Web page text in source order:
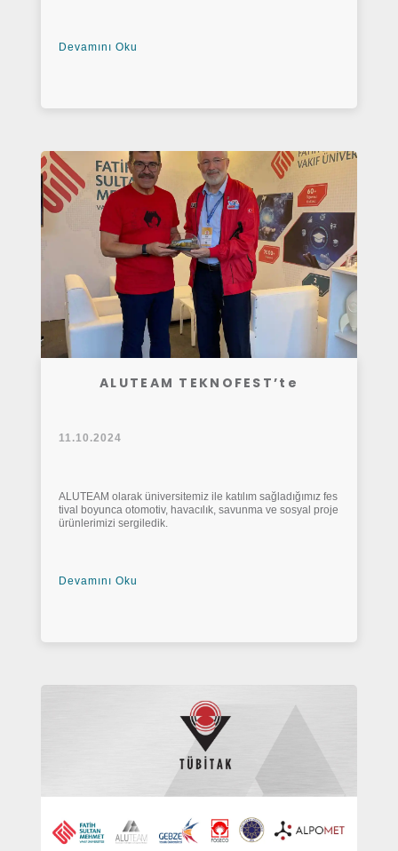
Devamını Oku
ALUTEAM TEKNOFEST’te
11.10.2024
ALUTEAM olarak üniversitemiz ile katılım sağladığımız fes
tival boyunca otomotiv, havacılık, savunma ve sosyal proje
ürünlerimizi sergiledik.
Devamını Oku